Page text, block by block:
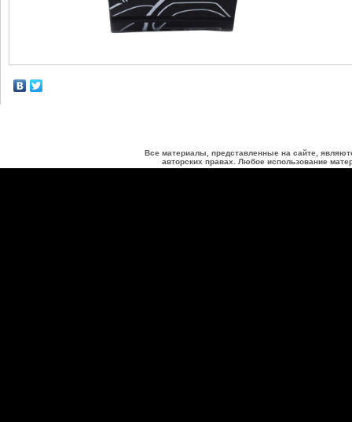
Все материалы, представленные на сайте,
авторских правах. Любое использование